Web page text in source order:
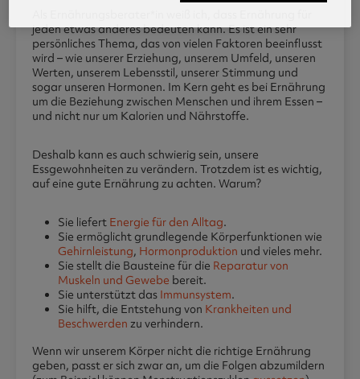
jeden etwas anderes bedeuten kann. Es ist ein sehr
persönliches Thema, das von vielen Faktoren beeinflusst
wird – wie unserer Erziehung, unserem Umfeld, unseren
Werten, unserem Lebensstil, unserer Stimmung und
sogar unseren Hormonen. Im Kern geht es bei Ernährung
um die Beziehung zwischen Menschen und ihrem Essen –
und nicht nur um Kalorien und Nährstoffe.
Deshalb kann es auch schwierig sein, unsere
Essgewohnheiten zu verändern. Trotzdem ist es wichtig,
auf eine gute Ernährung zu achten. Warum?
Sie liefert Energie für den Alltag.
Sie ermöglicht grundlegende Körperfunktionen wie
Gehirnleistung, Hormonproduktion und vieles mehr.
Sie stellt die Bausteine für die Reparatur von
Muskeln und Gewebe bereit.
Sie unterstützt das Immunsystem.
Sie hilft, die Entstehung von Krankheiten und
Beschwerden zu verhindern.
Wenn wir unserem Körper nicht die richtige Ernährung
geben, passt er sich zwar an, um die Folgen abzumildern